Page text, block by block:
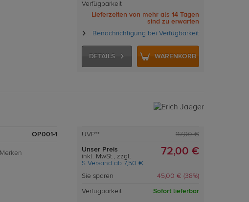
Verfügbarkeit
Lieferzeiten von mehr als 14 Tagen
sind zu erwarten
Benachrichtigung bei Verfügbarkeit
DETAILS WARENKORB
OP001-1
Merken
UVP** 117,00 €
Unser Preis
inkl. MwSt., zzgl.
S Versand ab 7,50 €
72,00 €
Sie sparen 45,00 € (38%)
Verfügbarkeit Sofort lieferbar